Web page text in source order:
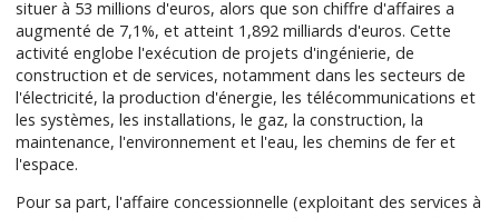
situer à 53 millions d'euros, alors que son chiffre d'affaires a
augmenté de 7,1%, et atteint 1,892 milliards d'euros. Cette
activité englobe l'exécution de projets d'ingénierie, de
construction et de services, notamment dans les secteurs de
l'électricité, la production d'énergie, les télécommunications et
les systèmes, les installations, le gaz, la construction, la
maintenance, l'environnement et l'eau, les chemins de fer et
l'espace.
Pour sa part, l'affaire concessionnelle (exploitant des services à